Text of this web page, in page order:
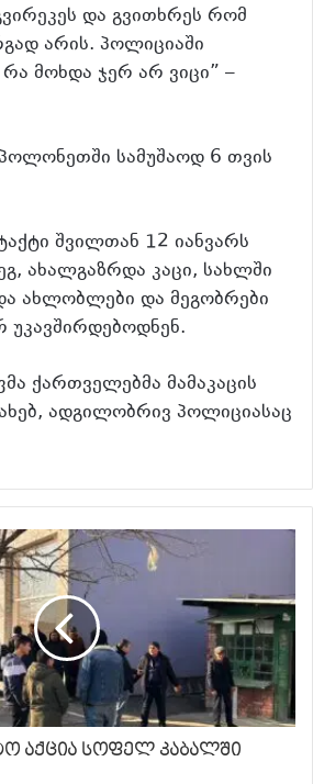
და გვითხრეს რომ
არის. პოლიციაში
მოხდა ჯერ არ ვიცი” –
სამუშაოდ 6 თვის
შვილთან 12 იანვარს
ახალგაზრდა კაცი, სახლში
ახლობლები და მეგობრები
უკავშირდებოდნენ.
ქართველებმა მამაკაცის
ადგილობრივ პოლიციასაც
აქცია სოფელ კაბალში